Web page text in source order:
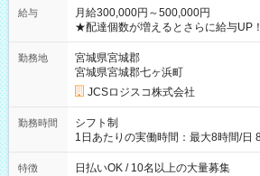
給与
月給300,000円～500,000円
★配達個数が増えるとさらに給与UP
ど！ ・主要都市エリア 月収55万円／週5日稼働 月収65万~112
万円／週6日稼働 ・地方郊外エリア 月収40万円／週5日稼働 月
収40万円~50万円／週6日稼働 ＜モデルイメージ＞ ■月収50万
円 (27歳男性/江東区在住)※元建築関
(日休み) ■月収80万円(43歳男性/墨田区在住)※元営業 1日200個
勤務地
宮城県宮城郡
宮城県宮城郡七ヶ浜町
JCSロジスコ株式会社
勤務時間
シフト制
1日あたりの実働時間：最大8時間/日
働8時間） ※週5日勤務（場所次第で
によって時間外での勤務可能性有り
特徴 日払いOK / 10名以上の大量募集